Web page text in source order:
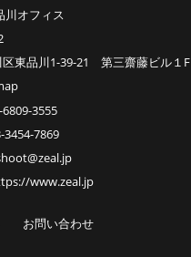
オフィス
区東品川1-39-21 第三齋藤ビル１F
3555
7869
www.zeal.jp
お問い合わせ